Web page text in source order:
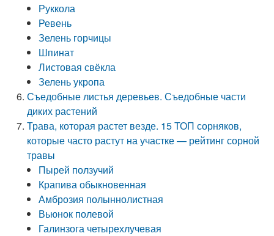
Руккола
Ревень
Зелень горчицы
Шпинат
Листовая свёкла
Зелень укропа
Съедобные листья деревьев. Съедобные части
диких растений
Трава, которая растет везде. 15 ТОП сорняков,
которые часто растут на участке — рейтинг сорной
травы
Пырей ползучий
Крапива обыкновенная
Амброзия полыннолистная
Вьюнок полевой
Галинзога четырехлучевая